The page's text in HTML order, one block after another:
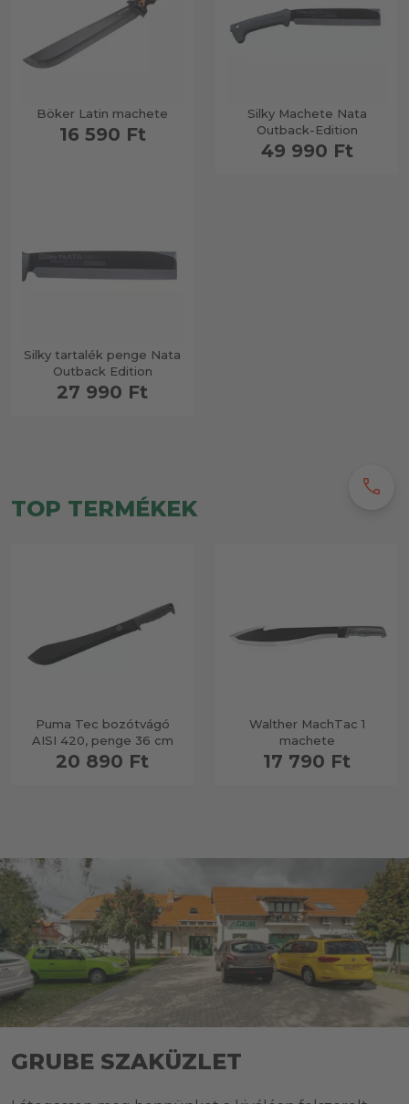
Böker Latin machete
16 590 Ft
Silky Machete Nata
Outback-Edition
49 990 Ft
Silky tartalék penge Nata
Outback Edition
27 990 Ft
TOP TERMÉKEK
Puma Tec bozótvágó
AISI 420, penge 36 cm
20 890 Ft
Walther MachTac 1
machete
17 790 Ft
call
GRUBE SZAKÜZLET